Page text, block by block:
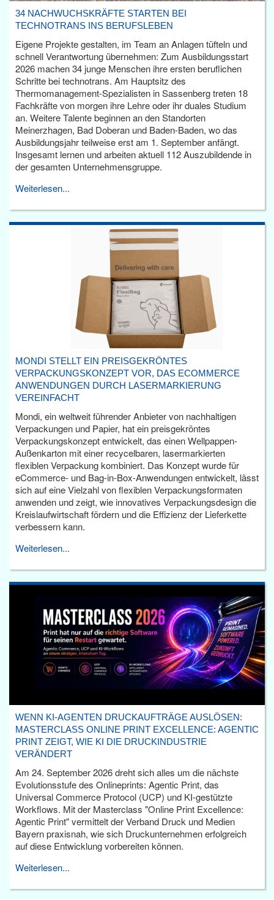
34 NACHWUCHSKRÄFTE STARTEN BEI
TECHNOTRANS INS BERUFSLEBEN
Eigene Projekte gestalten, im Team an Anlagen tüfteln und
schnell Verantwortung übernehmen: Zum Ausbildungsstart
2026 machen 34 junge Menschen ihre ersten beruflichen
Schritte bei technotrans. Am Hauptsitz des
Thermomanagement-Spezialisten in Sassenberg treten 18
Fachkräfte von morgen ihre Lehre oder ihr duales Studium
an. Weitere Talente beginnen an den Standorten
Meinerzhagen, Bad Doberan und Baden-Baden, wo das
Ausbildungsjahr teilweise erst am 1. September anfängt.
Insgesamt lernen und arbeiten aktuell 112 Auszubildende in
der gesamten Unternehmensgruppe.
Weiterlesen...
MONDI STELLT EIN PREISGEKRÖNTES
VERPACKUNGSKONZEPT VOR, DAS ECOMMERCE
ANWENDUNGEN DURCH LASERMARKIERUNG
VEREINFACHT
Mondi, ein weltweit führender Anbieter von nachhaltigen
Verpackungen und Papier, hat ein preisgekröntes
Verpackungskonzept entwickelt, das einen Wellpappen-
Außenkarton mit einer recycelbaren, lasermarkierten
flexiblen Verpackung kombiniert. Das Konzept wurde für
eCommerce- und Bag-in-Box-Anwendungen entwickelt, lässt
sich auf eine Vielzahl von flexiblen Verpackungsformaten
anwenden und zeigt, wie innovatives Verpackungsdesign die
Kreislaufwirtschaft fördern und die Effizienz der Lieferkette
verbessern kann.
Weiterlesen...
WENN KI-AGENTEN DRUCKAUFTRÄGE AUSLÖSEN:
MASTERCLASS ONLINE PRINT EXCELLENCE: AGENTIC
PRINT ZEIGT, WIE KI DIE DRUCKINDUSTRIE
VERÄNDERT
Am 24. September 2026 dreht sich alles um die nächste
Evolutionsstufe des Onlineprints: Agentic Print, das
Universal Commerce Protocol (UCP) und KI-gestützte
Workflows. Mit der Masterclass "Online Print Excellence:
Agentic Print" vermittelt der Verband Druck und Medien
Bayern praxisnah, wie sich Druckunternehmen erfolgreich
auf diese Entwicklung vorbereiten können.
Weiterlesen...